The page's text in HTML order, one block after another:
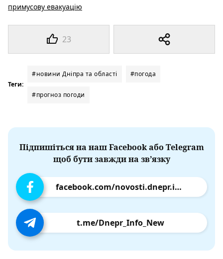
23
примусову евакуацію
Теги:
#новини Дніпра та області #погода
#прогноз погоди
Підпишіться на наш Facebook або Telegram
щоб бути завжди на зв’язку
facebook.com/novosti.dnepr.info
t.me/Dnepr_Info_New